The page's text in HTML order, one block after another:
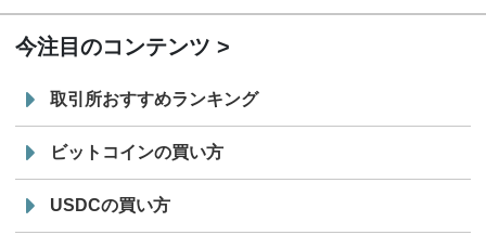
今注目のコンテンツ
取引所おすすめランキング
ビットコインの買い方
USDCの買い方